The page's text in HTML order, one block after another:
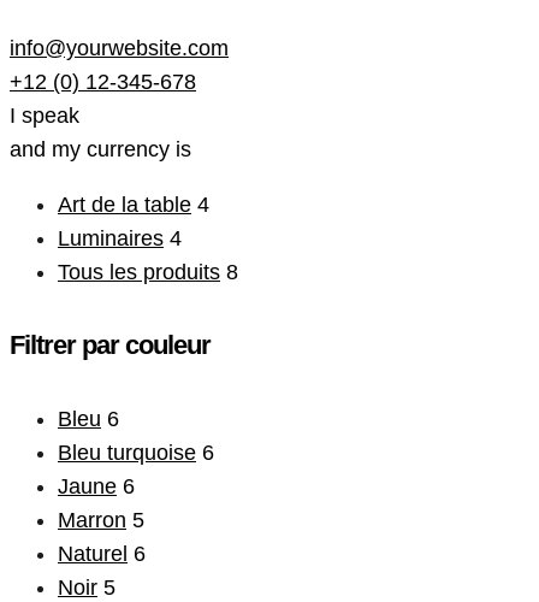
info@yourwebsite.com
+12 (0) 12-345-678
I speak
and my currency is
Art de la table 4
Luminaires 4
Tous les produits 8
Filtrer par couleur
Bleu 6
Bleu turquoise 6
Jaune 6
Marron 5
Naturel 6
Noir 5